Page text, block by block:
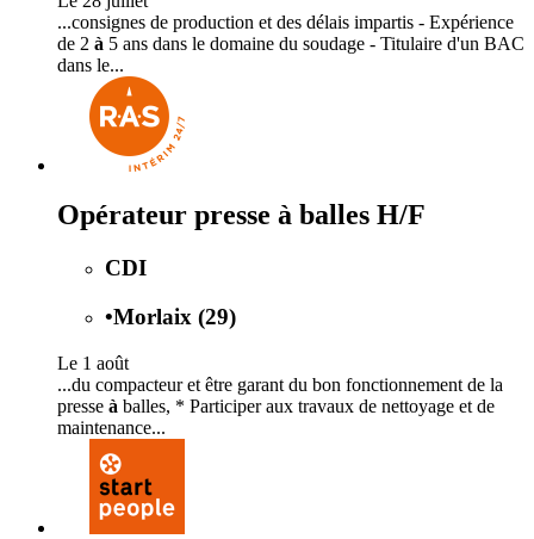
...consignes de production et des délais impartis - Expérience
de 2 à 5 ans dans le domaine du soudage - Titulaire d'un BAC
dans le...
Opérateur presse à balles H/F
CDI
•Morlaix (29)
Le 1 août
...du compacteur et être garant du bon fonctionnement de la
presse à balles, * Participer aux travaux de nettoyage et de
maintenance...